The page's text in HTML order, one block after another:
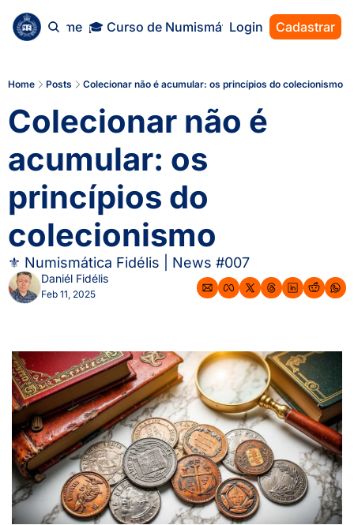
Home 🎓 Curso de NumismáticaLogin Cadastrar
Home Posts Colecionar não é acumular: os princípios do colecionismo
Colecionar não é
acumular: os
princípios do
colecionismo
⚜ Numismática Fidélis | News #007
Daniél Fidélis
Feb 11, 2025